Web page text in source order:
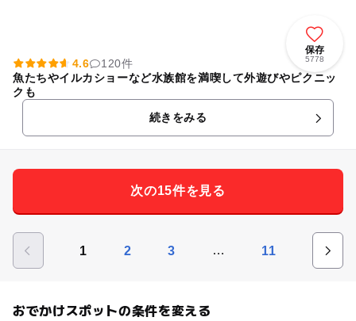
保存
5778
4.6
120件
魚たちやイルカショーなど水族館を満喫して外遊びやピクニッ
クも
続きをみる
次の15件を見る
1 2 3 … 11
おでかけスポットの条件を変える